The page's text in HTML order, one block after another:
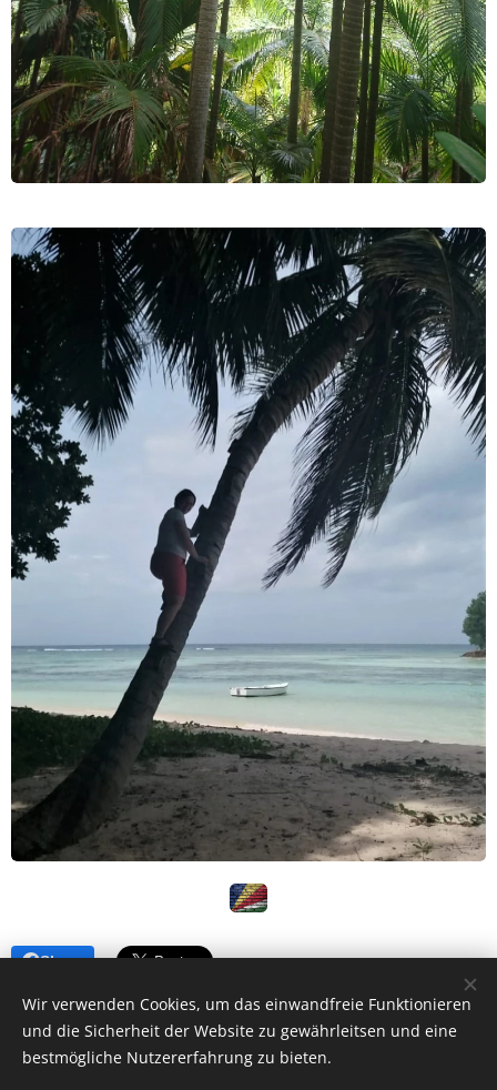
Share
Huberta Hofer - Lebens- & Sozialberatung | Psychosoziale
Wir verwenden Cookies, um das einwandfreie Funktionieren
und die Sicherheit der Website zu gewährleitsen und eine
bestmögliche Nutzererfahrung zu bieten.